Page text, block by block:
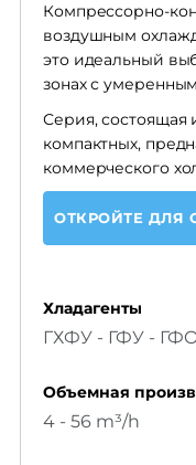
Компрессорно-
воздушным
это идеальный
зонах с
Серия, состоящая
компактных,
коммерческого
ОТКРОЙТЕ ДЛЯ
Хладагенты
ГХФУ - ГФУ -
Объемнaя
4 - 56 m³/h